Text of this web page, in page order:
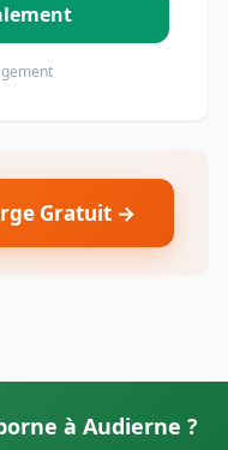
Gratuit →
à Audierne ?